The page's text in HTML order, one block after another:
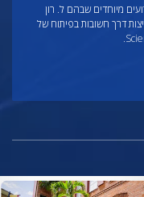
מיוחדים שבהם ל. רון
דרך חשובות בפיתוח של